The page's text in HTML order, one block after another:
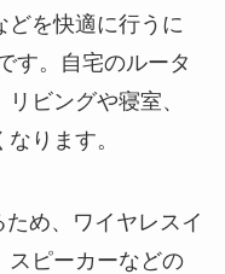
どを快適に行うに
す。自宅のルータ
ビングや寝室、
ります。
め、ワイヤレスイ
スピーカーなどの